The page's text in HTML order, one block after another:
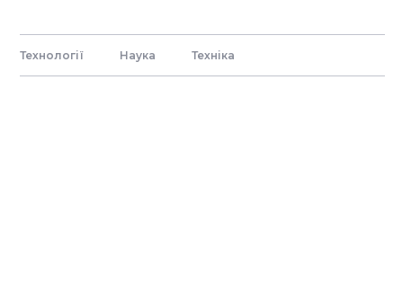
Технології Наука Технiка